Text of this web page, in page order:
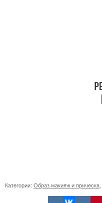
Категории: Образ макияж и прическа